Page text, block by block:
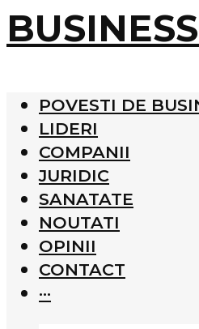
POVESTI DE
LIDERI
COMPANII
JURIDIC
SANATATE
NOUTATI
OPINII
CONTACT
···